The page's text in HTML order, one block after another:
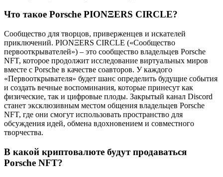
Что такое Porsche PIONΞERS CIRCLE?
Сообщество для творцов, приверженцев и искателей
приключений. PIONΞERS CIRCLE («Сообщество
первооткрывателей») – это сообщество владельцев Porsche
NFT, которое продолжит исследование виртуальных миров
вместе с Porsche в качестве соавторов. У каждого
«Первооткрывателя» будет шанс определить будущие события
и создать вечные воспоминания, которые принесут как
физические, так и цифровые плоды. Закрытый канал Discord
станет эксклюзивным местом общения владельцев Porsche
NFT, где они смогут использовать пространство для
обсуждения идей, обмена вдохновением и совместного
творчества.
В какой криптовалюте будут продаваться
Porsche NFT?